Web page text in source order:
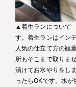
▲着生ランについて
す。着生ランはイン
人気の仕立て方の観
所もそこまで取りま
漬けてお水やりをし
ったらOKです。水